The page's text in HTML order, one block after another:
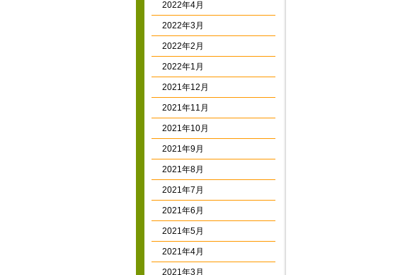
2022年4月
2022年3月
2022年2月
2022年1月
2021年12月
2021年11月
2021年10月
2021年9月
2021年8月
2021年7月
2021年6月
2021年5月
2021年4月
2021年3月